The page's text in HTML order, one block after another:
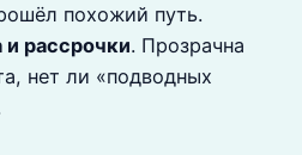
похожий путь.
и рассрочки. Прозрачна
нет ли «подводных